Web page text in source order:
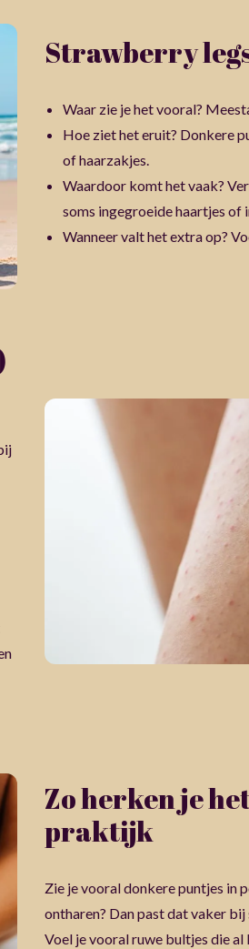
Strawberry
Waar zie je het vooral?
Hoe ziet het eruit? Donkere
of haarzakjes.
Waardoor komt het vaak?
soms ingegroeide haartjes of
Wanneer valt het extra op?
Zo herken je
praktijk
Zie je vooral donkere puntjes in
ontharen? Dan past dat vaker
Voel je vooral ruwe bultjes die